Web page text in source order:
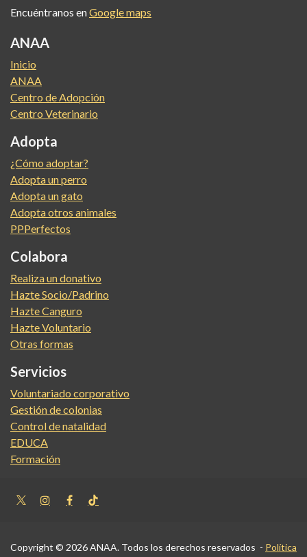
Encuéntranos enGoogle maps
ANAA
Inicio
ANAA
Centro de Adopción
Centro Veterinario
Adopta
¿Cómo adoptar?
Adopta un perro
Adopta un gato
Adopta otros animales
PPPerfectos
Colabora
Realiza un donativo
Hazte Socio/Padrino
Hazte Canguro
Hazte Voluntario
Otras formas
Servicios
Voluntariado corporativo
Gestión de colonias
Control de natalidad
EDUCA
Formación
Copyright © 2026 ANAA. Todos los derechos reservados - Política